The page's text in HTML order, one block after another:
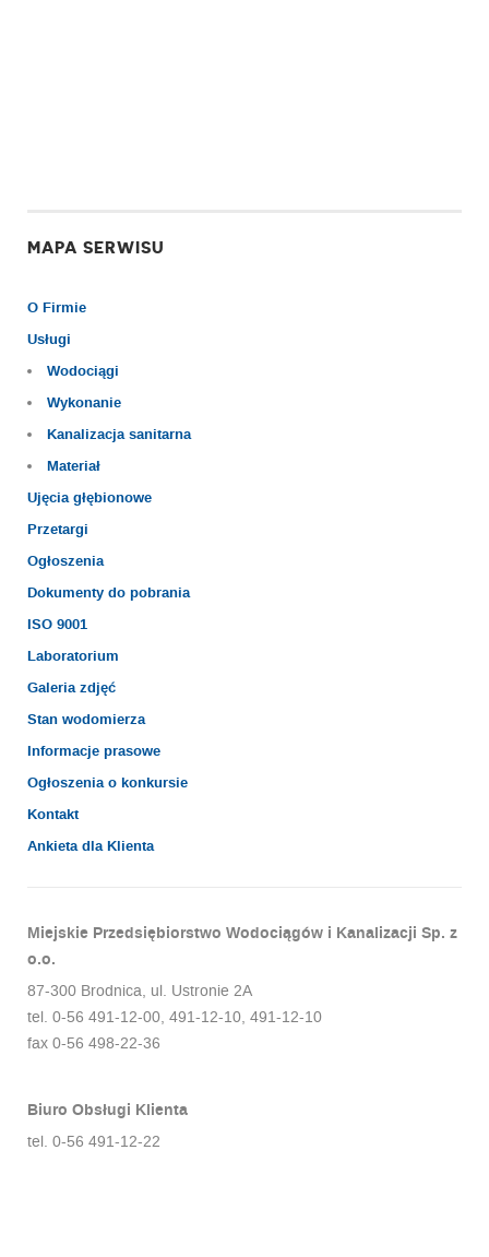
MAPA SERWISU
O Firmie
Usługi
Wodociągi
Wykonanie
Kanalizacja sanitarna
Materiał
Ujęcia głębionowe
Przetargi
Ogłoszenia
Dokumenty do pobrania
ISO 9001
Laboratorium
Galeria zdjęć
Stan wodomierza
Informacje prasowe
Ogłoszenia o konkursie
Kontakt
Ankieta dla Klienta
Miejskie Przedsiębiorstwo Wodociągów i Kanalizacji Sp. z
o.o.
87-300 Brodnica, ul. Ustronie 2A
tel. 0-56 491-12-00, 491-12-10, 491-12-10
fax 0-56 498-22-36
Biuro Obsługi Klienta
tel. 0-56 491-12-22